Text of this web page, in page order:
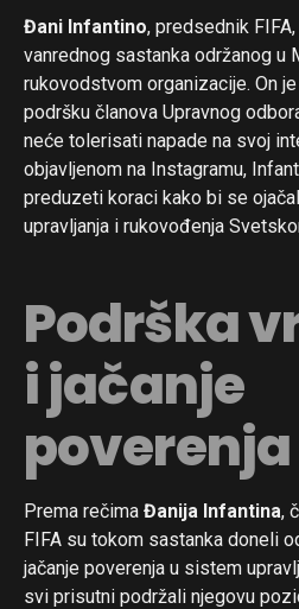
Đani Infantino, predsednik
vanrednog sastanka održanog u
rukovodstvom organizacije. On
podršku članova Upravnog
neće tolerisati napade na svoj
objavljenom na Instagramu,
preduzeti koraci kako bi se
upravljanja i rukovođenja
Podrška
i jačanje
poverenja
Prema rečima Đanija Infantina,
FIFA su tokom sastanka doneli
jačanje poverenja u sistem
svi prisutni podržali njegovu